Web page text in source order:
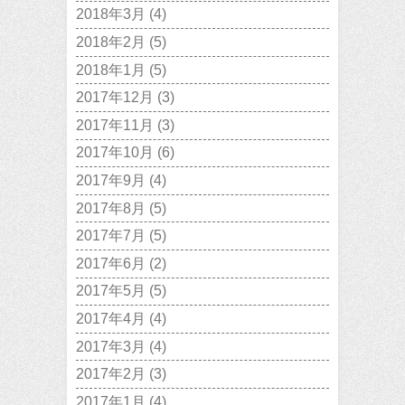
2018年3月 (4)
2018年2月 (5)
2018年1月 (5)
2017年12月 (3)
2017年11月 (3)
2017年10月 (6)
2017年9月 (4)
2017年8月 (5)
2017年7月 (5)
2017年6月 (2)
2017年5月 (5)
2017年4月 (4)
2017年3月 (4)
2017年2月 (3)
2017年1月 (4)